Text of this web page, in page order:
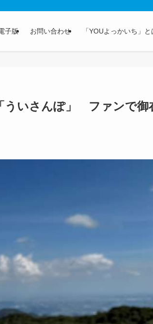
子版 お問い合わせ 「YOUよっかいち」と
ういさんぽ」 ファンで御